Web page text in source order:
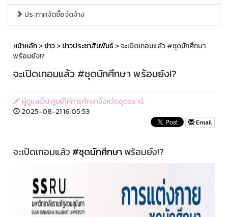
ประกาศจัดซื้อจัดจ้าง
หน้าหลัก>ข่าว>ข่าวประชาสัมพันธ์> จะเปิดเทอมแล้ว #ชุดนักศึกษา
พร้อมยัง!?
จะเปิดเทอมแล้ว #ชุดนักศึกษา พร้อมยัง!?
ผู้ดูแลเว็บ ศูนย์ให้การศึกษาจังหวัดอุดรธานี
2025-08-21 16:05:53
Email
จะเปิดเทอมแล้ว #ชุดนักศึกษา พร้อมยัง!?